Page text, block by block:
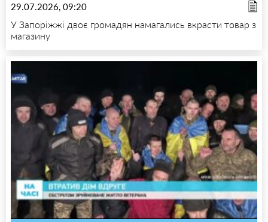
29.07.2026, 09:20
У Запоріжжі двоє громадян намагались вкрасти товар з
магазину